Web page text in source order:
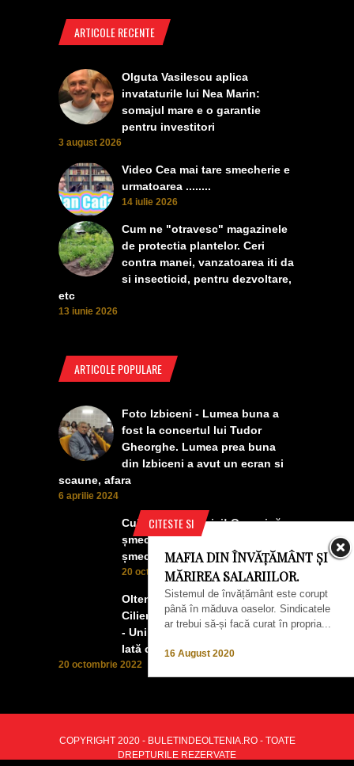
CITESTE SI
MAFIA DIN ÎNVĂȚĂMÂNT ȘI
MĂRIREA SALARIILOR.
Sistemul de învățământ este corupt
până în măduva oaselor. Sindicatele
ar trebui să-și facă curat în propria...
16 August 2020
ARTICOLE RECENTE
Olguta Vasilescu aplica
invataturile lui Nea Marin:
somajul mare e o garantie
pentru investitori
3 august 2026
Video Cea mai tare smecherie e
urmatoarea ........
14 iulie 2026
Cum ne "otravesc" magazinele
de protectia plantelor. Ceri
contra manei, vanzatoarea iti da
si insecticid, pentru dezvoltare,
etc
13 iunie 2026
ARTICOLE POPULARE
Foto Izbiceni - Lumea buna a
fost la concertul lui Tudor
Gheorghe. Lumea prea buna
din Izbiceni a avut un ecran si
scaune, afara
6 aprilie 2024
Culmea smecheriei! O mașină
șmecheră l-a trădat pe cel mai
șmecher oltean
20 octombrie 2022
Oltenii, Dăbulenii, Izbicenii,
Cilienii s-au înfrățit cu Puchenii
- Unii cu munca, alții cu profitul.
Iată ce a ieșit!
20 octombrie 2022
COPYRIGHT 2020 - BULETINDEOLTENIA.RO - TOATE
DREPTURILE REZERVATE